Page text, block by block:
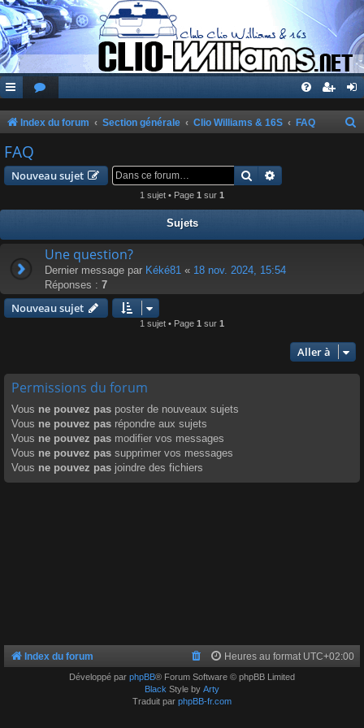
Index du forum Section générale Clio Williams & 16S FAQ
e
FAQ
Nouveau sujet Rechercher
1 sujet • Page 1 sur 1
Sujets
Une question?
Dernier message par Kéké81 « 18 nov. 2024, 15:54
Réponses : 7
Nouveau sujet
1 sujet • Page 1 sur 1
Aller à
Permissions du forum
Vous ne pouvez pas poster de nouveaux sujets
Vous ne pouvez pas répondre aux sujets
Vous ne pouvez pas modifier vos messages
Vous ne pouvez pas supprimer vos messages
Vous ne pouvez pas joindre des fichiers
Index du forum Heures au format UTC+02:00
Développé par phpBB® Forum Software © phpBB Limited
Black Style by Arty
Traduit par phpBB-fr.com